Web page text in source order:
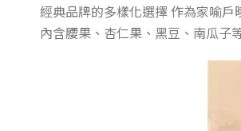
經典品牌的多樣化選擇 作為家喻
內含腰果、杏仁果、黑豆、南瓜子